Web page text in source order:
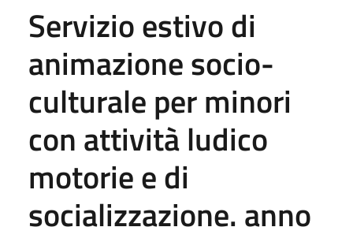
Servizio estivo di
animazione socio-
culturale per minori
con attività ludico
motorie e di
socializzazione. anno